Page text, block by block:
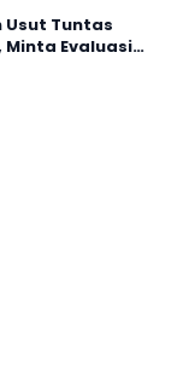
Usut Tuntas
Minta Evaluasi